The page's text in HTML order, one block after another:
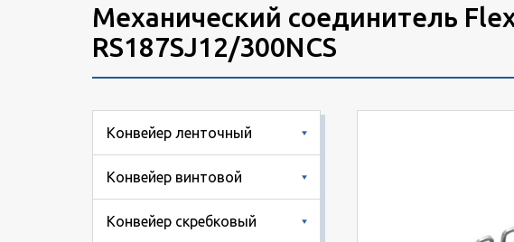
Механический соединитель
RS187SJ12/300NCS
Конвейер ленточный
Конвейер винтовой
Конвейер скребковый